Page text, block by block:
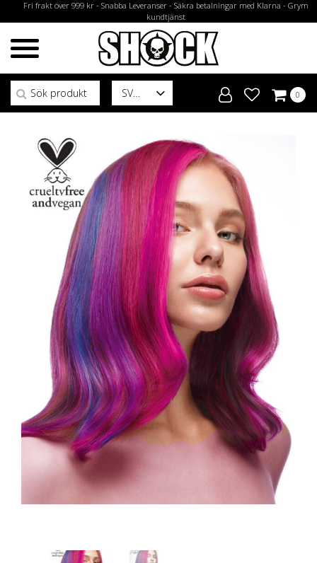
Fri frakt över 999 kr - Snabba Leveranser - Säkra betalningar med Klarna - Grym
kundtjänst
SV
Sök efter:
0